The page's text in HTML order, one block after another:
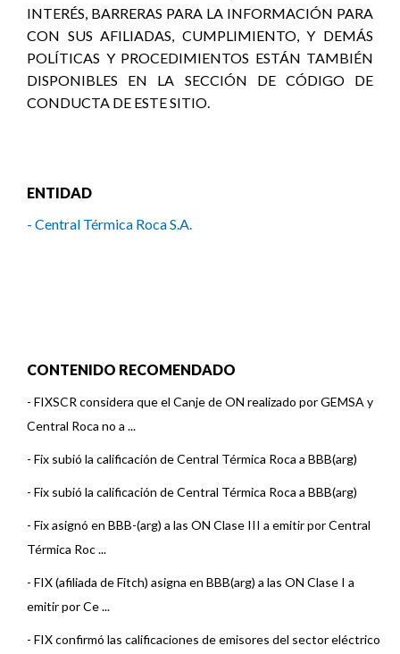
INTERÉS, BARRERAS PARA LA INFORMACIÓN PARA
CON SUS AFILIADAS, CUMPLIMIENTO, Y DEMÁS
POLÍTICAS Y PROCEDIMIENTOS ESTÁN TAMBIÉN
DISPONIBLES EN LA SECCIÓN DE CÓDIGO DE
CONDUCTA DE ESTE SITIO.
ENTIDAD
- Central Térmica Roca S.A.
CONTENIDO RECOMENDADO
- FIXSCR considera que el Canje de ON realizado por GEMSA y
Central Roca no a ...
- Fix subió la calificación de Central Térmica Roca a BBB(arg)
- Fix subió la calificación de Central Térmica Roca a BBB(arg)
- Fix asignó en BBB-(arg) a las ON Clase III a emitir por Central
Térmica Roc ...
- FIX (afiliada de Fitch) asigna en BBB(arg) a las ON Clase I a
emitir por Ce ...
- FIX confirmó las calificaciones de emisores del sector eléctrico